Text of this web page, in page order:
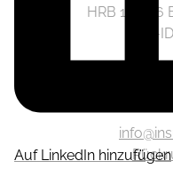
Auf LinkedIn hinzufügen
HRB
Ust.-